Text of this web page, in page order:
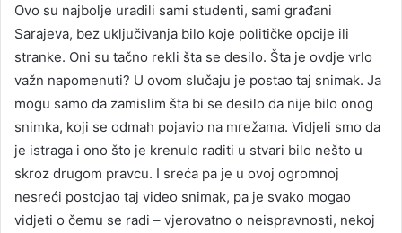
Ovo su najbolje uradili sami studenti, sami građani
Sarajeva, bez uključivanja bilo koje političke opcije ili
stranke. Oni su tačno rekli šta se desilo. Šta je ovdje vrlo
važn napomenuti? U ovom slučaju je postao taj snimak. Ja
mogu samo da zamislim šta bi se desilo da nije bilo onog
snimka, koji se odmah pojavio na mrežama. Vidjeli smo da
je istraga i ono što je krenulo raditi u stvari bilo nešto u
skroz drugom pravcu. I sreća pa je u ovoj ogromnoj
nesreći postojao taj video snimak, pa je svako mogao
vidjeti o čemu se radi – vjerovatno o neispravnosti, nekoj